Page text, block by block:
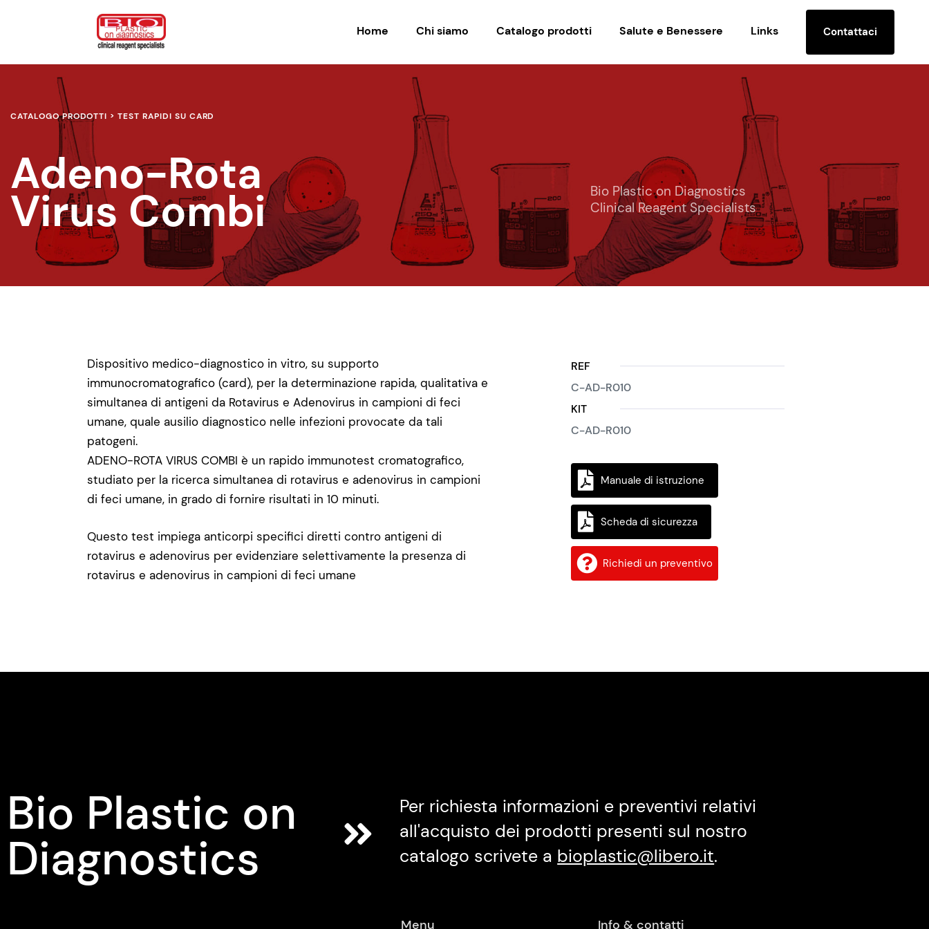
Home Chi siamo Catalogo prodotti Salute e Benessere Links Contattaci
CATALOGO PRODOTTI > TEST RAPIDI SU CARD
Adeno-Rota
Virus Combi
Bio Plastic on Diagnostics
Clinical Reagent Specialists
Dispositivo medico-diagnostico in vitro, su supporto
immunocromatografico (card), per la determinazione rapida, qualitativa e
simultanea di antigeni da Rotavirus e Adenovirus in campioni di feci
umane, quale ausilio diagnostico nelle infezioni provocate da tali
patogeni.
ADENO-ROTA VIRUS COMBI è un rapido immunotest cromatografico,
studiato per la ricerca simultanea di rotavirus e adenovirus in campioni
di feci umane, in grado di fornire risultati in 10 minuti.
Questo test impiega anticorpi specifici diretti contro antigeni di
rotavirus e adenovirus per evidenziare selettivamente la presenza di
rotavirus e adenovirus in campioni di feci umane
REF
C-AD-R010
KIT
C-AD-R010
Manuale di istruzione
Scheda di sicurezza
Richiedi un preventivo
Bio Plastic on
Diagnostics
Per richiesta informazioni e preventivi relativi
all'acquisto dei prodotti presenti sul nostro
catalogo scrivete a bioplastic@libero.it.
Menu Info & contatti